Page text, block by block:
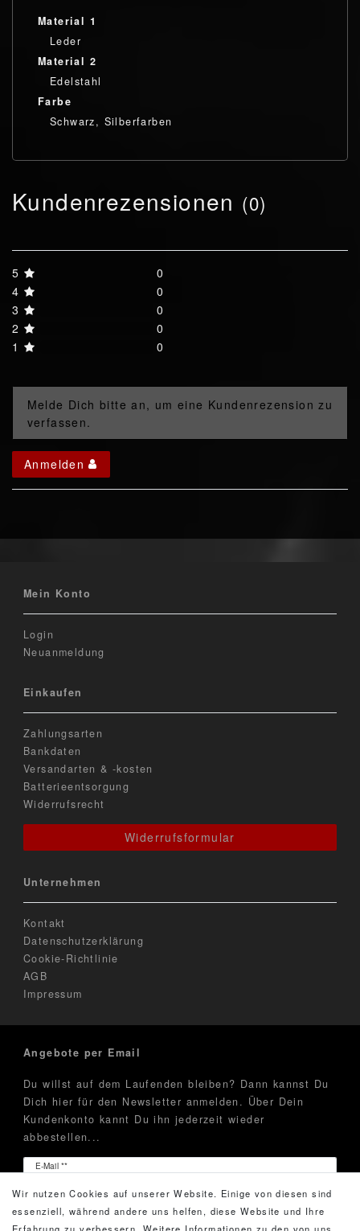
Material 1
Leder
Material 2
Edelstahl
Farbe
Schwarz, Silberfarben
Kundenrezensionen (0)
5
0
4
0
3
0
2
0
1
0
Melde Dich bitte an, um eine Kundenrezension zu
verfassen.
Anmelden
Mein Konto
Login
Neuanmeldung
Einkaufen
Zahlungsarten
Bankdaten
Versandarten & -kosten
Batterieentsorgung
Widerrufsrecht
Widerrufsformular
Unternehmen
Kontakt
Datenschutzerklärung
Cookie-Richtlinie
AGB
Impressum
Angebote per Email
Du willst auf dem Laufenden bleiben? Dann kannst Du
Dich hier für den Newsletter anmelden. Über Dein
Kundenkonto kannt Du ihn jederzeit wieder
abbestellen...
E-Mail **
Newsletter
Hiermit bestätige ich, dass ich die
Daten­schutz­erklärung
gelesen habe. Meine Einwilligung kann ich jederzeit
Wir nutzen Cookies auf unserer Website. Einige von diesen sind
essenziell, während andere uns helfen, diese Website und Ihre